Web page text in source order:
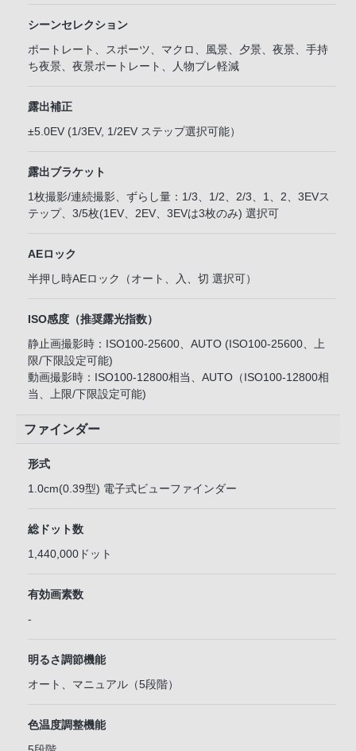
シーンセレクション
ポートレート、スポーツ、マクロ、風景、夕景、夜景、手持
ち夜景、夜景ポートレート、人物ブレ軽減
露出補正
±5.0EV (1/3EV, 1/2EV ステップ選択可能）
露出ブラケット
1枚撮影/連続撮影、ずらし量：1/3、1/2、2/3、1、2、3EVス
テップ、3/5枚(1EV、2EV、3EVは3枚のみ) 選択可
AEロック
半押し時AEロック（オート、入、切 選択可）
ISO感度（推奨露光指数）
静止画撮影時：ISO100-25600、AUTO (ISO100-25600、上
限/下限設定可能)
動画撮影時：ISO100-12800相当、AUTO（ISO100-12800相
当、上限/下限設定可能)
ファインダー
形式
1.0cm(0.39型) 電子式ビューファインダー
総ドット数
1,440,000ドット
有効画素数
-
明るさ調節機能
オート、マニュアル（5段階）
色温度調整機能